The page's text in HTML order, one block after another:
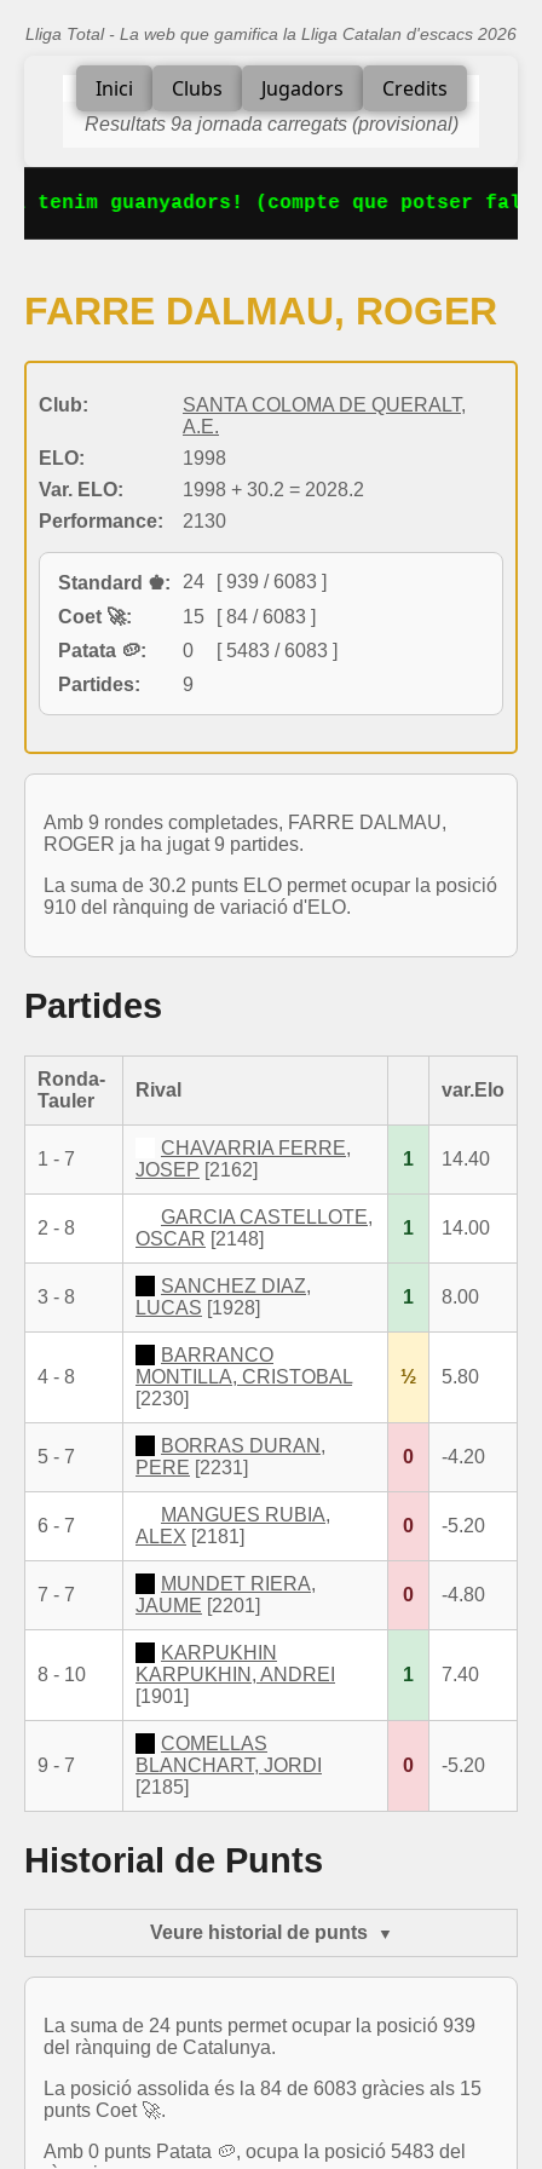
Lliga Total - La web que gamifica la Lliga Catalan d'escacs 2026
Inici Clubs Jugadors Credits
Resultats 9a jornada carregats (provisional)
tenim guanyadors! (compte que potser
FARRE DALMAU, ROGER
Club:
SANTA COLOMA DE QUERALT,
A.E.
ELO:
1998
Var. ELO:
1998 + 30.2 = 2028.2
Performance:
2130
Standard ♚: 24
[ 939 / 6083 ]
Coet 🚀:
15
[ 84 / 6083 ]
Patata 🥔:
0
[ 5483 / 6083 ]
Partides:
9
Amb 9 rondes completades, FARRE DALMAU,
ROGER ja ha jugat 9 partides.
La suma de 30.2 punts ELO permet ocupar la posició
910 del rànquing de variació d'ELO.
Partides
Ronda-
Tauler
Rival var.Elo
1 - 7
CHAVARRIA FERRE,
JOSEP [2162]
1 14.40
2 - 8
GARCIA CASTELLOTE,
OSCAR [2148]
1 14.00
3 - 8
SANCHEZ DIAZ,
LUCAS [1928]
1 8.00
4 - 8
BARRANCO
MONTILLA, CRISTOBAL
[2230]
½ 5.80
5 - 7
BORRAS DURAN,
PERE [2231]
0 -4.20
6 - 7
MANGUES RUBIA,
ALEX [2181]
0 -5.20
7 - 7
MUNDET RIERA,
JAUME [2201]
0 -4.80
8 - 10
KARPUKHIN
KARPUKHIN, ANDREI
[1901]
1 7.40
9 - 7
COMELLAS
BLANCHART, JORDI
[2185]
0 -5.20
Historial de Punts
Veure historial de punts
La suma de 24 punts permet ocupar la posició 939
del rànquing de Catalunya.
La posició assolida és la 84 de 6083 gràcies als 15
punts Coet 🚀.
Amb 0 punts Patata 🥔, ocupa la posició 5483 del